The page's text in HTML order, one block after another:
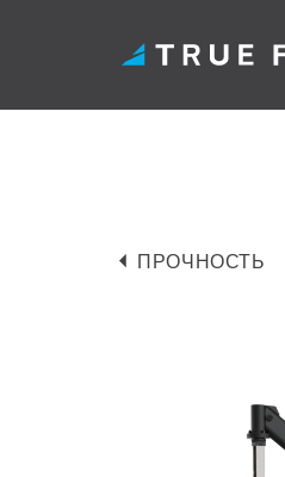
содержанию
ПРОЧНОСТЬ